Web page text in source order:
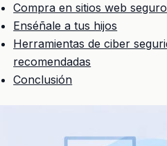
Compra en sitios web
Enséñale a tus hijos
Herramientas de ciber
recomendadas
Conclusión